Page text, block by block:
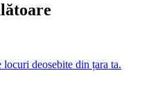
deosebite din țara ta.